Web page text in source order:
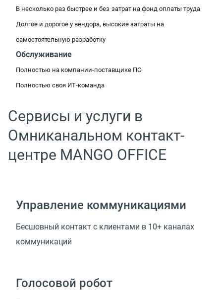
В несколько раз быстрее и без затрат на фонд оплаты труда
Долгое и дорогое у вендора, высокие затраты на
самостоятельную разработку
Обслуживание
Полностью на компании-поставщике ПО
Полностью своя ИТ-команда
Сервисы и услуги в
Омниканальном контакт-
центре MANGO OFFICE
Управление коммуникациями
Бесшовный контакт с клиентами в 10+ каналах
коммуникаций
Голосовой робот